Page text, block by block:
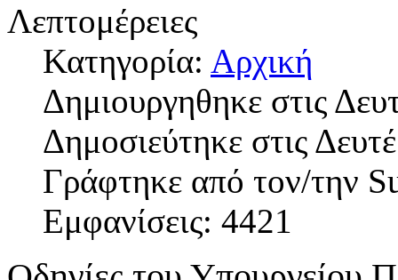
Λεπτομέρειες
Κατηγορία: Αρχική
Δημιουργηθηκε στις
Δημοσιεύτηκε στις
Γράφτηκε από τον/την
Εμφανίσεις: 4421